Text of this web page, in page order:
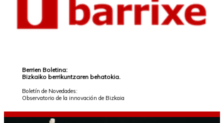
Berrien Boletina:
Bizkaiko berrikuntzaren behatokia.
Boletín de Novedades:
Observatorio de la innovación de Bizkaia